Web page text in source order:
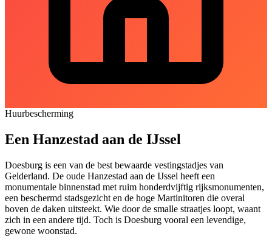
Huurbescherming
Een Hanzestad aan de IJssel
Doesburg is een van de best bewaarde vestingstadjes van
Gelderland. De oude Hanzestad aan de IJssel heeft een
monumentale binnenstad met ruim honderdvijftig rijksmonumenten,
een beschermd stadsgezicht en de hoge Martinitoren die overal
boven de daken uitsteekt. Wie door de smalle straatjes loopt, waant
zich in een andere tijd. Toch is Doesburg vooral een levendige,
gewone woonstad.